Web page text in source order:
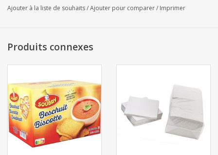
Ajouter à la liste de souhaits/Ajouter pour comparer/ Imprimer
Produits connexes